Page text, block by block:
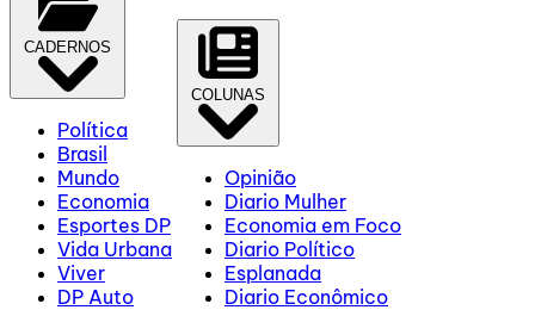
CADERNOS
Política
Brasil
Mundo
Economia
Esportes DP
Vida Urbana
Viver
DP Auto
COLUNAS
Opinião
Diario Mulher
Economia em Foco
Diario Político
Esplanada
Diario Econômico